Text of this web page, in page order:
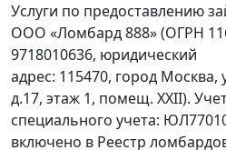
Услуги по предоставлению
ООО «Ломбард 888» (ОГРН
9718010636, юридический
адрес: 115470, город Москва,
д.17, этаж 1, помещ. XXII).
специального учета:
включено в Реестр